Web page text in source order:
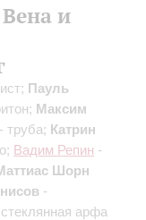
и
Пауль
Максим
- труба; Катрин
Вадим Репин -
Шорн
-
арфа